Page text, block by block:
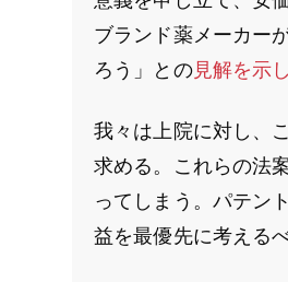
ブランド薬メーカー
ろう」との見解を示
我々は上院に対し、
求める。これらの法
ってしまう。パテン
益を最優先に考えるべ